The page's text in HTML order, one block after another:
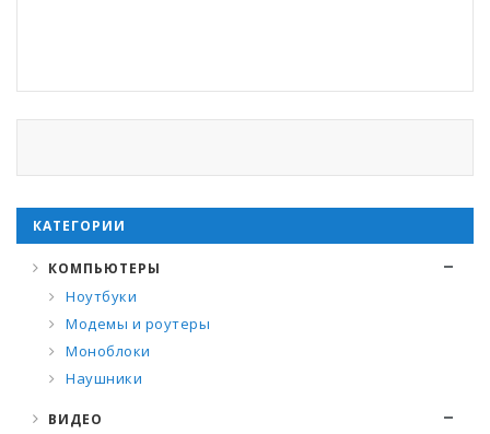
КАТЕГОРИИ
КОМПЬЮТЕРЫ
Ноутбуки
Модемы и роутеры
Моноблоки
Наушники
ВИДЕО